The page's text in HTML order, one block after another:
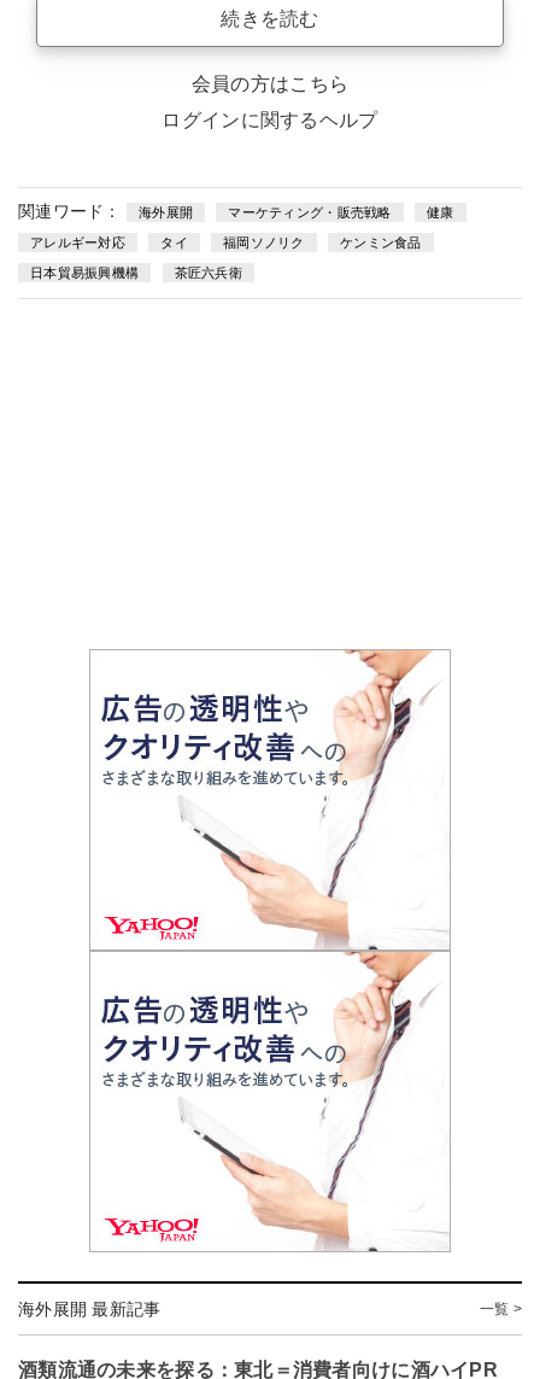
続きを読む
会員の方はこちら
ログインに関するヘルプ
関連ワード： 海外展開 マーケティング・販売戦略 健康
アレルギー対応 タイ 福岡ソノリク ケンミン食品
日本貿易振興機構 茶匠六兵衛
海外展開 最新記事 一覧 >
酒類流通の未来を探る：東北＝消費者向けに酒ハイPR